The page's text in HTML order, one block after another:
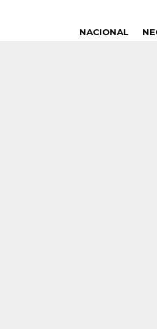
NACIONAL